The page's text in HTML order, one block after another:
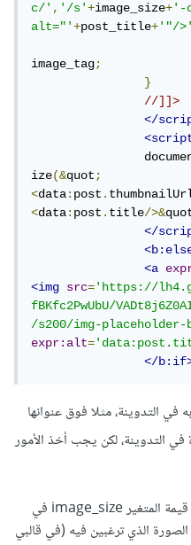
c/','/s'+image_size+'-
alt="'+post_title+'"/
image_tag;
}
//]]>
</
ize(&quot;
<data:post.
<data:post.title/>&
</
<a
<img
src='https://
fBKfc2PwUbU/
/s200/img-placeholder-
expr:alt=
</
التدوينة، مثلا فوق عنوانها
التدوينة، لكن يجب أخذ الأمور
لتغيير أبعاد الصورة يجب تغيير قيمة المتغير image_size في
الذي ترغبين فيه (في قالبي